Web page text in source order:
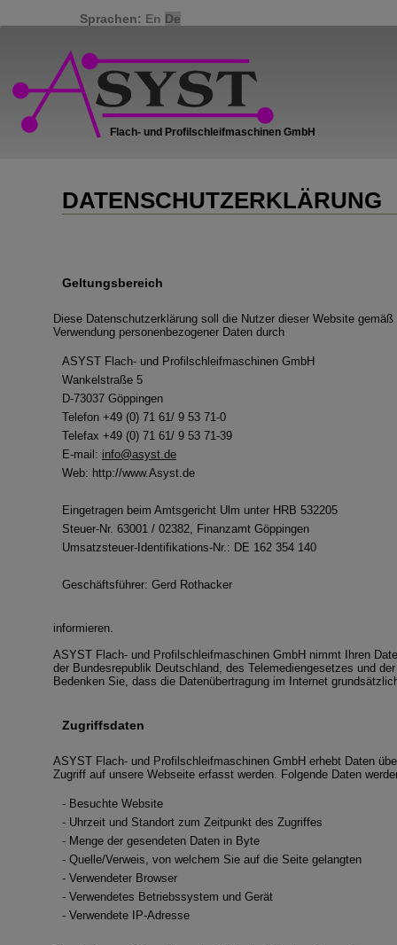
Sprachen: En De
DATENSCHUTZERKLÄRUNG
Geltungsbereich
Diese Datenschutzerklärung soll die Nutzer dieser Website
Verwendung personenbezogener Daten durch
ASYST Flach- und Profilschleifmaschinen GmbH
Wankelstraße 5
D-73037 Göppingen
Telefon +49 (0) 71 61/ 9 53 71-0
Telefax +49 (0) 71 61/ 9 53 71-39
E-mail: info@asyst.de
Web: http://www.Asyst.de
Eingetragen beim Amtsgericht Ulm unter HRB 532205
Steuer-Nr. 63001 / 02382, Finanzamt Göppingen
Umsatzsteuer-Identifikations-Nr.: DE 162 354 140
Geschäftsführer: Gerd Rothacker
informieren.
ASYST Flach- und Profilschleifmaschinen GmbH nimmt Ihren
der Bundesrepublik Deutschland, des Telemediengesetzes und
Bedenken Sie, dass die Datenübertragung im Internet
Zugriffsdaten
ASYST Flach- und Profilschleifmaschinen GmbH erhebt Daten
Zugriff auf unsere Webseite erfasst werden. Folgende Daten
- Besuchte Website
- Uhrzeit und Standort zum Zeitpunkt des Zugriffes
- Menge der gesendeten Daten in Byte
- Quelle/Verweis, von welchem Sie auf die Seite gelangten
- Verwendeter Browser
- Verwendetes Betriebssystem und Gerät
- Verwendete IP-Adresse